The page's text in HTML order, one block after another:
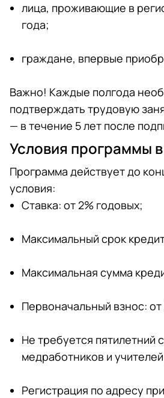
лица, проживающие в
года;
граждане, впервые
Важно! Каждые полгода
подтверждать трудовую
— в течение 5 лет после
Условия программы
Программа действует до
условия:
Ставка: от 2% годовых;
Максимальный срок
Максимальная сумма
Первоначальный взнос: от
Не требуется пятилетний
медработников и
Регистрация по адресу